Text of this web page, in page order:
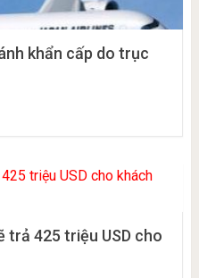
khẩn cấp do trục
trả 425 triệu USD cho